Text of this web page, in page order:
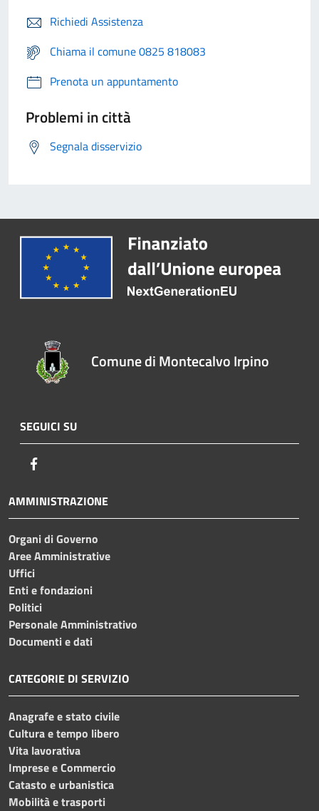
Richiedi Assistenza
Chiama il comune 0825 818083
Prenota un appuntamento
Problemi in città
Segnala disservizio
Comune di Montecalvo Irpino
SEGUICI SU
AMMINISTRAZIONE
Organi di Governo
Aree Amministrative
Uffici
Enti e fondazioni
Politici
Personale Amministrativo
Documenti e dati
CATEGORIE DI SERVIZIO
Anagrafe e stato civile
Cultura e tempo libero
Vita lavorativa
Imprese e Commercio
Catasto e urbanistica
Mobilità e trasporti